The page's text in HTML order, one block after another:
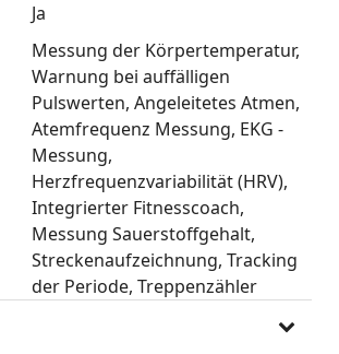
Ja
Messung der Körpertemperatur
Warnung bei auffälligen
Pulswerten Angeleitetes Atmen
Atemfrequenz Messung EKG -
Messung
Herzfrequenzvariabilität (HRV)
Integrierter Fitnesscoach
Messung Sauerstoffgehalt
Streckenaufzeichnung Tracking
der Periode Treppenzähler